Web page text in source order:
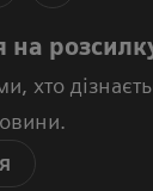
на
хто